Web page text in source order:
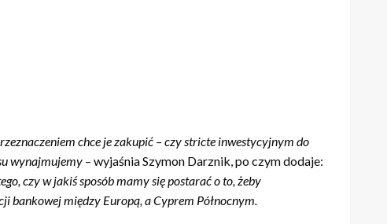
chce je zakupić – czy stricte inwestycyjnym do
wynajmujemy – wyjaśnia Szymon Darznik, po czym dodaje:
czy w jakiś sposób mamy się postarać o to, żeby
bankowej między Europą, a Cyprem Północnym.